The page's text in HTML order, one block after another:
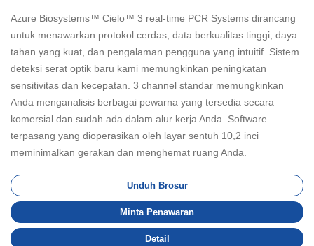
Azure Biosystems™ Cielo™ 3 real-time PCR Systems dirancang
untuk menawarkan protokol cerdas, data berkualitas tinggi, daya
tahan yang kuat, dan pengalaman pengguna yang intuitif. Sistem
deteksi serat optik baru kami memungkinkan peningkatan
sensitivitas dan kecepatan. 3 channel standar memungkinkan
Anda menganalisis berbagai pewarna yang tersedia secara
komersial dan sudah ada dalam alur kerja Anda. Software
terpasang yang dioperasikan oleh layar sentuh 10,2 inci
meminimalkan gerakan dan menghemat ruang Anda.
Unduh Brosur
Minta Penawaran
Detail